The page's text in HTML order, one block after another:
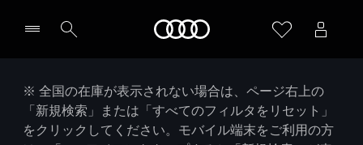
※ 全国の在庫が表示されない場合は、ページ右上の
「新規検索」または「すべてのフィルタをリセット」
をクリックしてください。モバイル端末をご利用の方